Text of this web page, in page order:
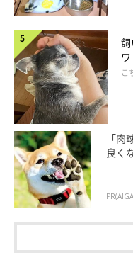
途中で切り上げても2km
ないわけでもなさそう。
言う時間も、マロたん的
4回と少なすぎるのは、ア
を忘れてしまって記録が
こ
「
良く